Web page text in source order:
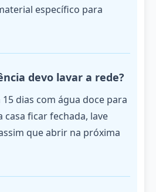
específico para
devo lavar a rede?
dias com água doce para
casa ficar fechada, lave
que abrir na próxima